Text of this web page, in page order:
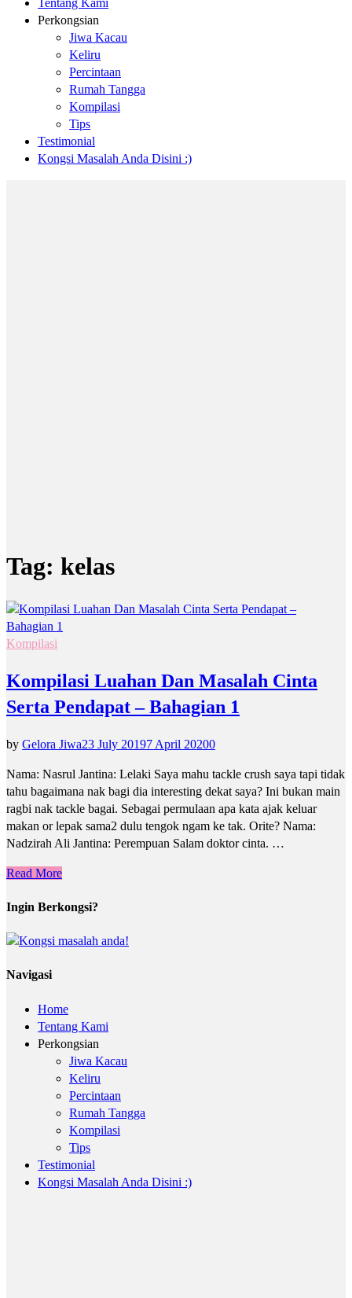
Tentang Kami
Perkongsian
Jiwa Kacau
Keliru
Percintaan
Rumah Tangga
Kompilasi
Tips
Testimonial
Kongsi Masalah Anda Disini :)
Tag: kelas
Kompilasi
Kompilasi Luahan Dan Masalah Cinta
Serta Pendapat – Bahagian 1
by Gelora Jiwa23 July 20197 April 20200
Nama: Nasrul Jantina: Lelaki Saya mahu tackle crush saya tapi tidak
tahu bagaimana nak bagi dia interesting dekat saya? Ini bukan main
ragbi nak tackle bagai. Sebagai permulaan apa kata ajak keluar
makan or lepak sama2 dulu tengok ngam ke tak. Orite? Nama:
Nadzirah Ali Jantina: Perempuan Salam doktor cinta. …
Read More
Ingin Berkongsi?
Navigasi
Home
Tentang Kami
Perkongsian
Jiwa Kacau
Keliru
Percintaan
Rumah Tangga
Kompilasi
Tips
Testimonial
Kongsi Masalah Anda Disini :)